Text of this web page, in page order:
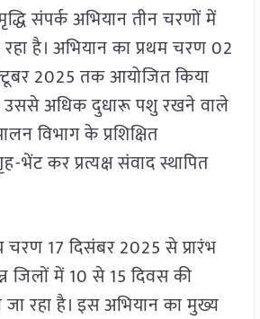
संपर्क अभियान तीन चरणों में
है। अभियान का प्रथम चरण 02
2025 तक आयोजित किया
उससे अधिक दुधारू पशु रखने वाले
विभाग के प्रशिक्षित
भेंट कर प्रत्यक्ष संवाद स्थापित
चरण 17 दिसंबर 2025 से प्रारंभ
जिलों में 10 से 15 दिवस की
जा रहा है। इस अभियान का मुख्य